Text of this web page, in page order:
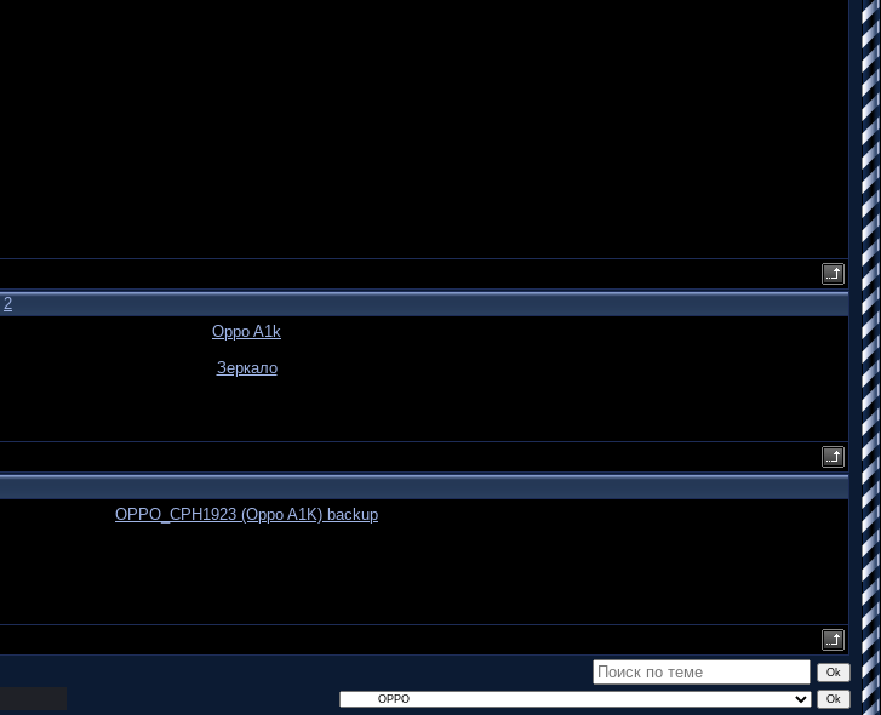
2
Oppo A1k
Зеркало
OPPO_CPH1923 (Oppo A1K) backup